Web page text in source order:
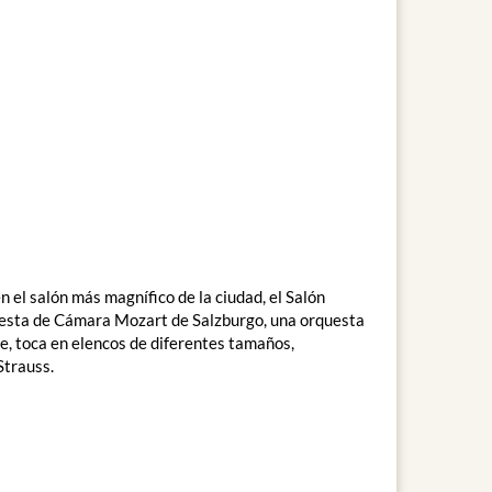
salón más magnífico de la ciudad, el Salón
de Cámara Mozart de Salzburgo, una orquesta
toca en elencos de diferentes tamaños,